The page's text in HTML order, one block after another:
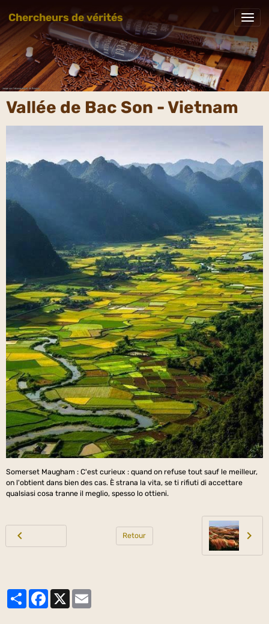
Chercheurs de vérités
Vallée de Bac Son - Vietnam
Somerset Maugham : C'est curieux : quand on refuse tout sauf le meilleur,
on l'obtient dans bien des cas. È strana la vita, se ti rifiuti di accettare
qualsiasi cosa tranne il meglio, spesso lo ottieni.
Retour
PartagerFacebook